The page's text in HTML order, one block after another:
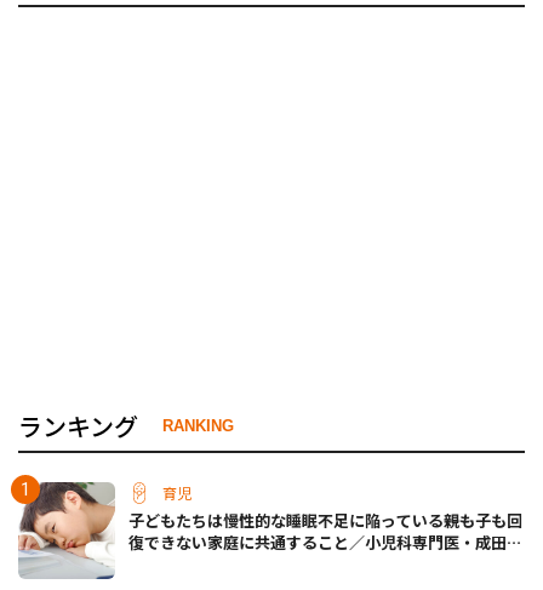
ランキング RANKING
育児
子どもたちは慢性的な睡眠不足に陥っている――親も子も回
復できない家庭に共通すること／小児科専門医・成田奈